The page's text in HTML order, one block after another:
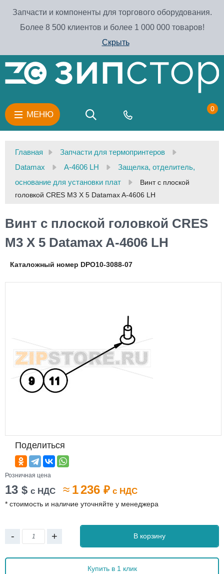
Запчасти и компоненты для торгового оборудования.
Более 8 500 клиентов и более 1 000 000 товаров!
Скрыть
МЕНЮ
0
Главная
Запчасти для термопринтеров
Datamax
A-4606 LH
Защелка, отделитель,
основание для установки плат
Винт с плоской
головкой CRES M3 X 5 Datamax A-4606 LH
Винт с плоской головкой CRES
M3 X 5 Datamax A-4606 LH
Каталожный номер DPO10-3088-07
Поделиться
Розничная цена
13 $ с НДС ≈ 1 236 ₽ с НДС
* стоимость и наличие уточняйте у менеджера
- + В корзину
Купить в 1 клик